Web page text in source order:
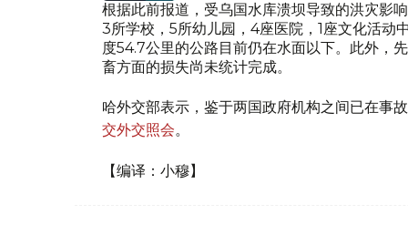
根据此前报道，受乌国水库溃坝导致的洪灾影
3所学校，5所幼儿园，4座医院，1座文化活动
度54.7公里的公路目前仍在水面以下。此外，
畜方面的损失尚未统计完成。
哈外交部表示，鉴于两国政府机构之间已在事
交外交照会。
【编译：小穆】